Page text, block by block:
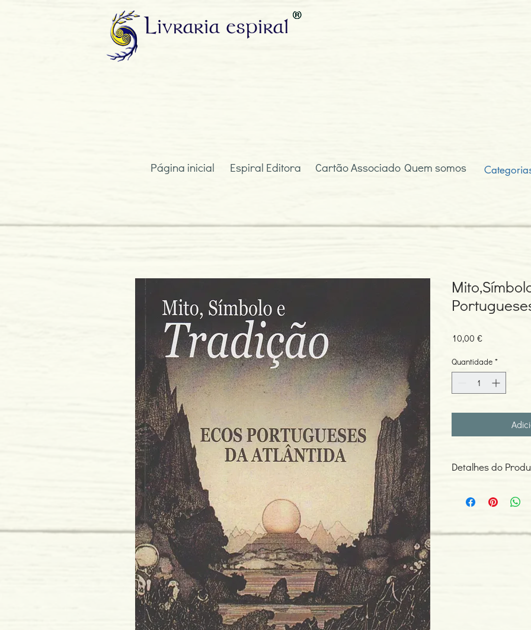
Livraria espiral
Página inicial Espiral Editora Cartão Associado Quem somos
10,00 €Preço
Quantidade *
Detalhes do
Edição ou
Encadernação: Capa